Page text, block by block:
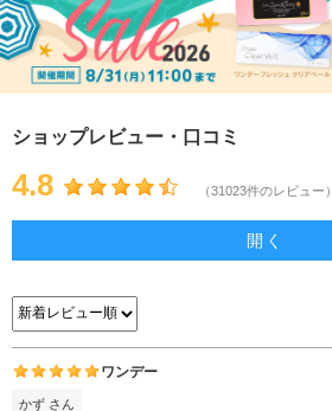
ショップレビュー・口コミ
4.8 （31023件のレビュー）
開く
ワンデー
かず さん